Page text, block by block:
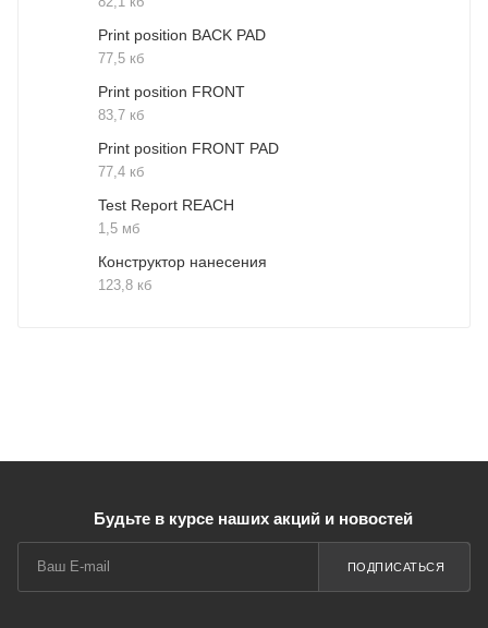
Print position BACK PAD
77,5 кб
Print position FRONT
83,7 кб
Print position FRONT PAD
77,4 кб
Test Report REACH
1,5 мб
Конструктор нанесения
123,8 кб
Будьте в курсе наших акций и новостей
ПОДПИСАТЬСЯ